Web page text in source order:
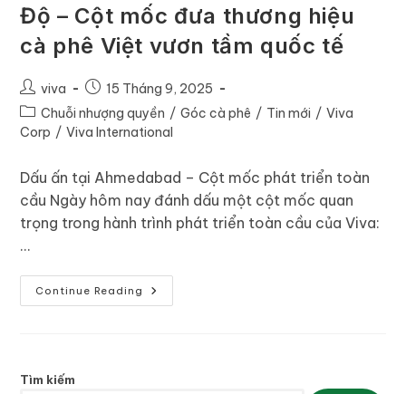
Độ – Cột mốc đưa thương hiệu
cà phê Việt vươn tầm quốc tế
viva
15 Tháng 9, 2025
Chuỗi nhượng quyền / Góc cà phê / Tin mới / Viva
Corp / Viva International
Dấu ấn tại Ahmedabad – Cột mốc phát triển toàn
cầu Ngày hôm nay đánh dấu một cột mốc quan
trọng trong hành trình phát triển toàn cầu của Viva:
…
Continue Reading
Tìm kiếm